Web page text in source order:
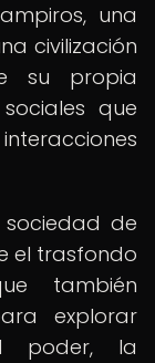
una
civilización
su propia
que
de
el trasfondo
también
explorar
poder, la